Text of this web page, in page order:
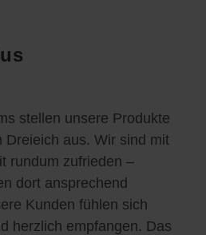
stellen unsere Produkte
Dreieich aus. Wir sind mit
rundum zufrieden –
dort ansprechend
Kunden fühlen sich
herzlich empfangen. Das